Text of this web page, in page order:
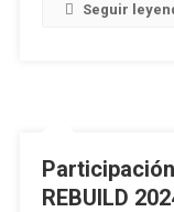
Seguir
REBUILD